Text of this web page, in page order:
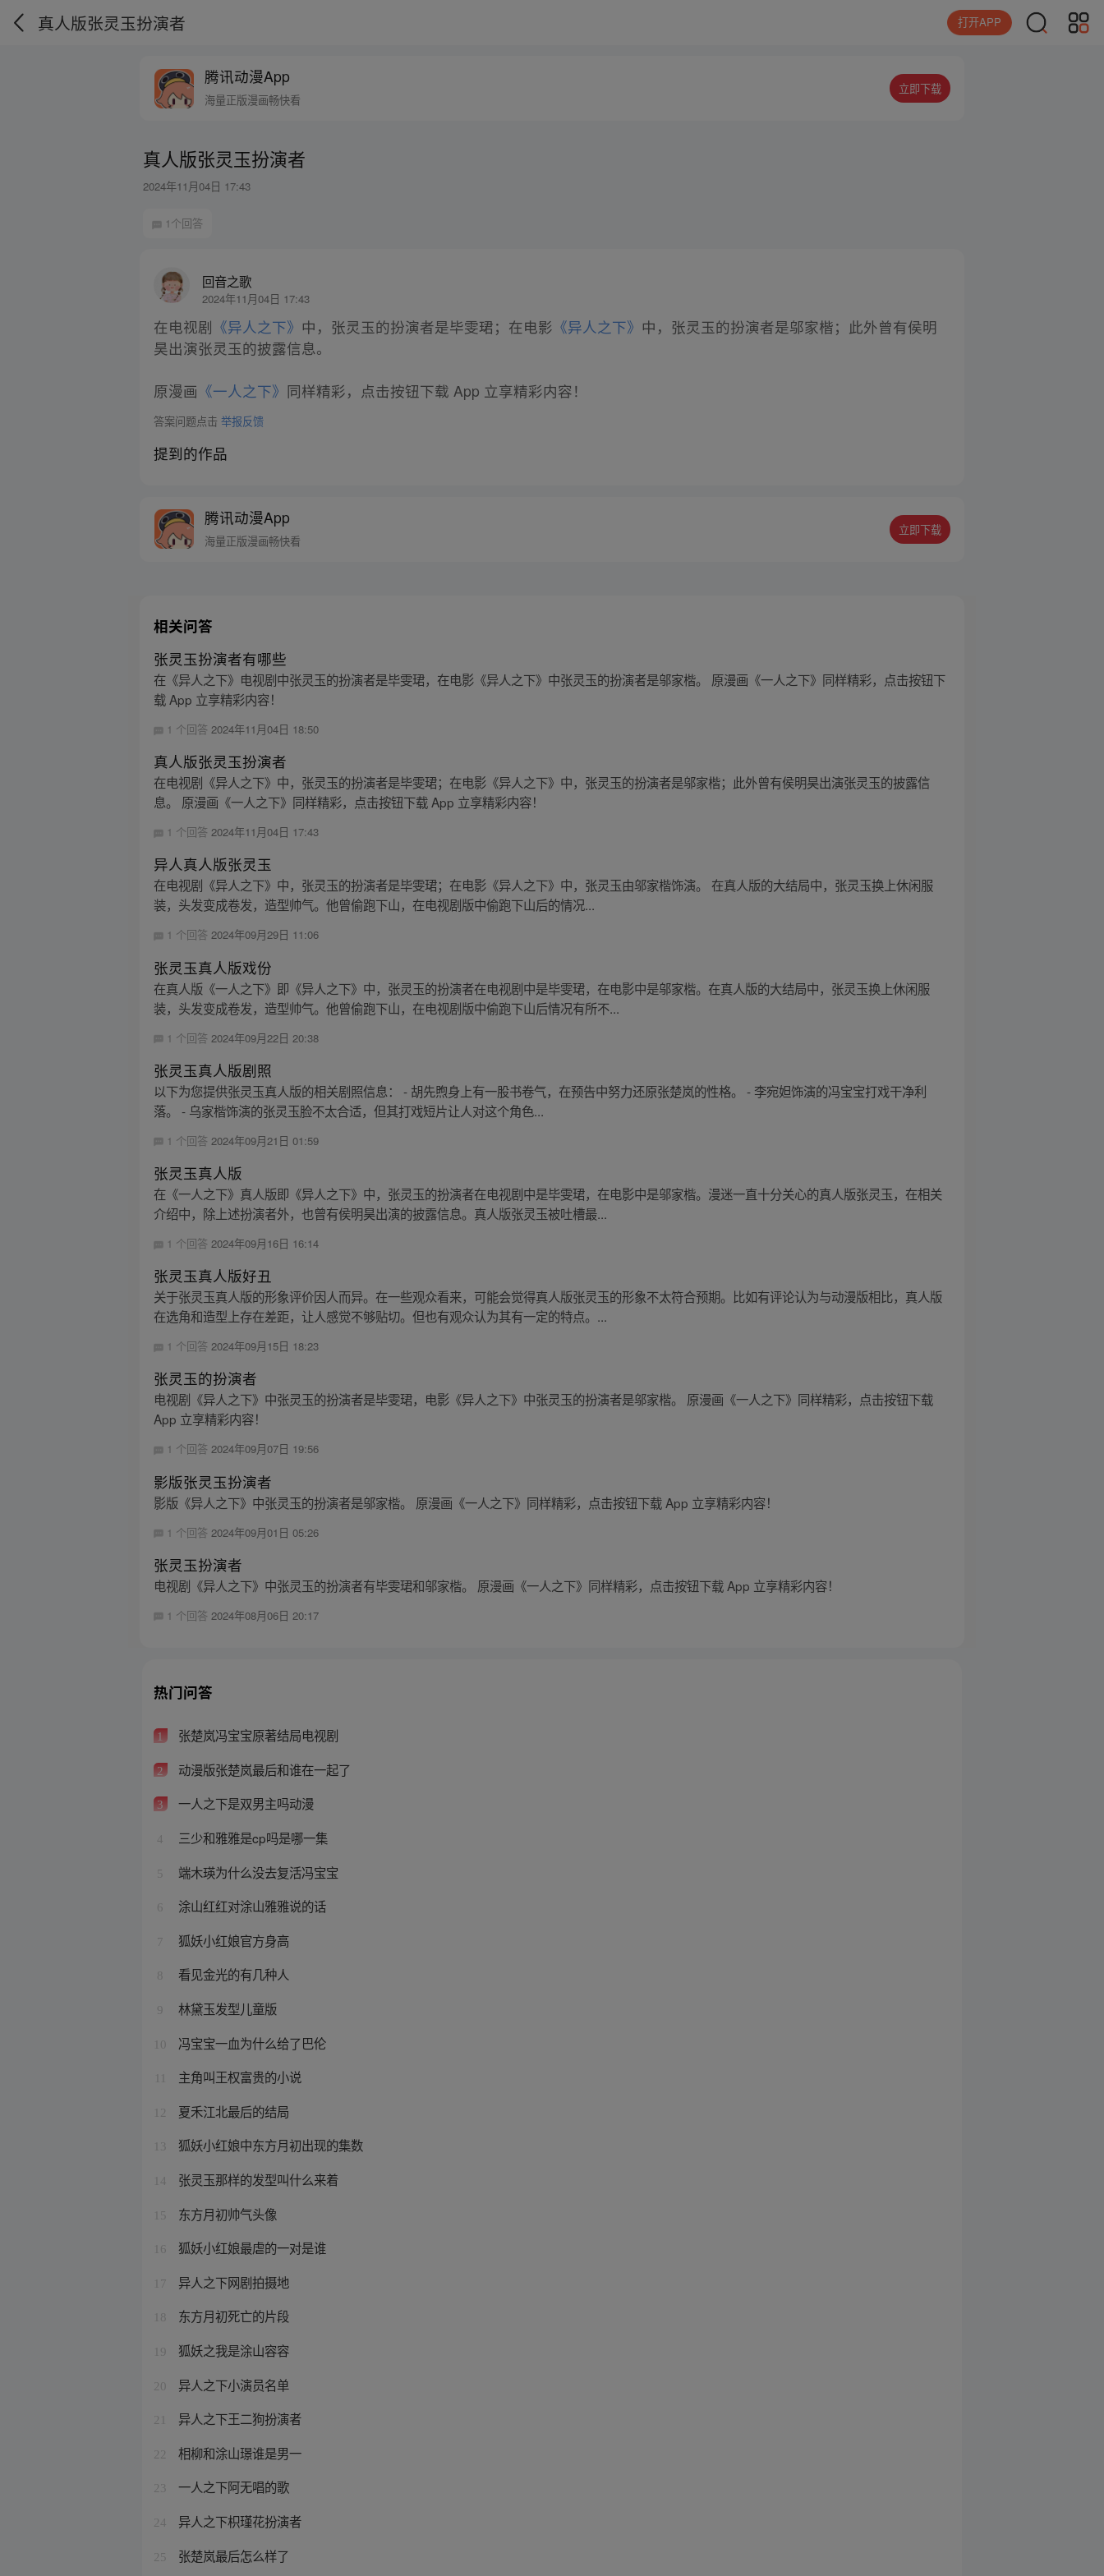
真人版张灵玉扮演者 打开APP
腾讯动漫App
海量正版漫画畅快看
立即下载
真人版张灵玉扮演者
2024年11月04日 17:43
1个回答
回音之歌
2024年11月04日 17:43
在电视剧 《异人之下》 中，张灵玉的扮演者是毕雯珺；在电影 《异人之下》 中，张灵玉的扮演者是邬家楷；此外曾有侯明
昊出演张灵玉的披露信息。
原漫画 《一人之下》 同样精彩，点击按钮下载 App 立享精彩内容！
答案问题点击举报反馈
提到的作品
腾讯动漫App
海量正版漫画畅快看
立即下载
相关问答
张灵玉扮演者有哪些
在《异人之下》电视剧中张灵玉的扮演者是毕雯珺，在电影《异人之下》中张灵玉的扮演者是邬家楷。 原漫画《一人之下》同样精彩，点击按钮下
载 App 立享精彩内容！
1 个回答2024年11月04日 18:50
真人版张灵玉扮演者
在电视剧《异人之下》中，张灵玉的扮演者是毕雯珺；在电影《异人之下》中，张灵玉的扮演者是邬家楷；此外曾有侯明昊出演张灵玉的披露信
息。 原漫画《一人之下》同样精彩，点击按钮下载 App 立享精彩内容！
1 个回答2024年11月04日 17:43
异人真人版张灵玉
在电视剧《异人之下》中，张灵玉的扮演者是毕雯珺；在电影《异人之下》中，张灵玉由邬家楷饰演。 在真人版的大结局中，张灵玉换上休闲服
装，头发变成卷发，造型帅气。他曾偷跑下山，在电视剧版中偷跑下山后的情况...
1 个回答2024年09月29日 11:06
张灵玉真人版戏份
在真人版《一人之下》即《异人之下》中，张灵玉的扮演者在电视剧中是毕雯珺，在电影中是邬家楷。在真人版的大结局中，张灵玉换上休闲服
装，头发变成卷发，造型帅气。他曾偷跑下山，在电视剧版中偷跑下山后情况有所不...
1 个回答 2024年09月22日 20:38
张灵玉真人版剧照
以下为您提供张灵玉真人版的相关剧照信息： - 胡先煦身上有一股书卷气，在预告中努力还原张楚岚的性格。 - 李宛妲饰演的冯宝宝打戏干净利
落。 - 乌家楷饰演的张灵玉脸不太合适，但其打戏短片让人对这个角色...
1 个回答 2024年09月21日 01:59
张灵玉真人版
在《一人之下》真人版即《异人之下》中，张灵玉的扮演者在电视剧中是毕雯珺，在电影中是邬家楷。漫迷一直十分关心的真人版张灵玉，在相关
介绍中，除上述扮演者外，也曾有侯明昊出演的披露信息。真人版张灵玉被吐槽最...
1 个回答2024年09月16日 16:14
张灵玉真人版好丑
关于张灵玉真人版的形象评价因人而异。在一些观众看来，可能会觉得真人版张灵玉的形象不太符合预期。比如有评论认为与动漫版相比，真人版
在选角和造型上存在差距，让人感觉不够贴切。但也有观众认为其有一定的特点。...
1 个回答2024年09月15日 18:23
张灵玉的扮演者
电视剧《异人之下》中张灵玉的扮演者是毕雯珺，电影《异人之下》中张灵玉的扮演者是邬家楷。 原漫画《一人之下》同样精彩，点击按钮下载
App 立享精彩内容！
1 个回答2024年09月07日 19:56
影版张灵玉扮演者
影版《异人之下》中张灵玉的扮演者是邬家楷。 原漫画《一人之下》同样精彩，点击按钮下载 App 立享精彩内容！
1 个回答 2024年09月01日 05:26
张灵玉扮演者
电视剧《异人之下》中张灵玉的扮演者有毕雯珺和邬家楷。 原漫画《一人之下》同样精彩，点击按钮下载 App 立享精彩内容！
1 个回答 2024年08月06日 20:17
热门问答
1 张楚岚冯宝宝原著结局电视剧
2 动漫版张楚岚最后和谁在一起了
3 一人之下是双男主吗动漫
4 三少和雅雅是cp吗是哪一集
5 端木瑛为什么没去复活冯宝宝
6 涂山红红对涂山雅雅说的话
7 狐妖小红娘官方身高
8 看见金光的有几种人
9 林黛玉发型儿童版
10 冯宝宝一血为什么给了巴伦
主角叫王权富贵的小说
12 夏禾江北最后的结局
13 狐妖小红娘中东方月初出现的集数
14 张灵玉那样的发型叫什么来着
15 东方月初帅气头像
16 狐妖小红娘最虐的一对是谁
17 异人之下网剧拍摄地
18 东方月初死亡的片段
19 狐妖之我是涂山容容
20 异人之下小演员名单
21 异人之下王二狗扮演者
22 相柳和涂山璟谁是男一
23 一人之下阿无唱的歌
24 异人之下枳瑾花扮演者
25 张楚岚最后怎么样了